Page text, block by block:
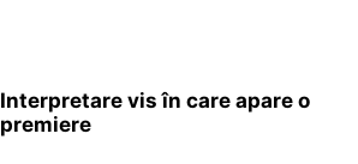
Interpretare vis în care apare o
premiere